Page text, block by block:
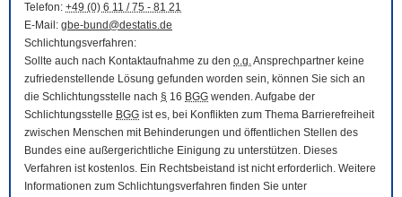
Telefon: +49 (0) 6 11 / 75 - 81 21
E-Mail : gbe-bund@destatis.de
Schlichtungsverfahren:
Sollte auch nach Kontaktaufnahme zu den o.g.Ansprechpartner keine
zufriedenstellende Lösung gefunden worden sein, können Sie sich an
die Schlichtungsstelle nach § 16 BGG wenden. Aufgabe der
Schlichtungsstelle BGG ist es, bei Konflikten zum Thema Barrierefreiheit
zwischen Menschen mit Behinderungen und öffentlichen Stellen des
Bundes eine außergerichtliche Einigung zu unterstützen. Dieses
Verfahren ist kostenlos. Ein Rechtsbeistand ist nicht erforderlich. Weitere
Informationen zum Schlichtungsverfahren finden Sie unter